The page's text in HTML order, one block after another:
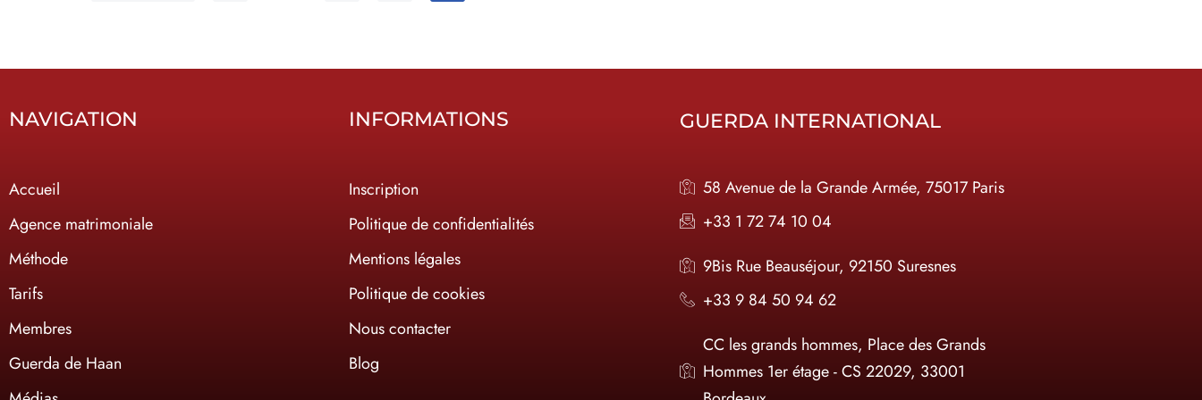
NAVIGATION
Accueil
Agence matrimoniale
Méthode
Tarifs
Membres
Guerda de Haan
INFORMATIONS
Inscription
Politique de confidentialités
Mentions légales
Politique de cookies
Nous contacter
Blog
GUERDA INTERNATIONAL
58 Avenue de la Grande Armée, 75017 Paris
+33 1 72 74 10 04
9Bis Rue Beauséjour, 92150 Suresnes
+33 9 84 50 94 62
CC les grands hommes, Place des Grands
Hommes 1er étage - CS 22029, 33001